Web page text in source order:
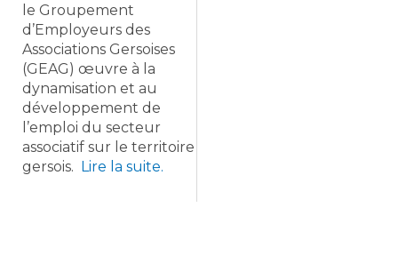
le Groupement
d’Employeurs des
Associations Gersoises
(GEAG) œuvre à la
dynamisation et au
développement de
l’emploi du secteur
associatif sur le territoire
gersois. Lire la suite.